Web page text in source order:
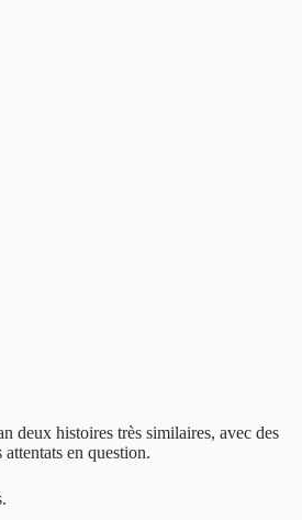
deux histoires très similaires, avec des
en question.